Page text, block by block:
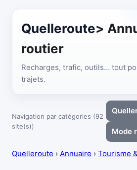
Quelleroute>
routier
Recharges, trafic, outils… tout
trajets.
Navigation par catégories (92
site(s))
Mode
Quelleroute › Annuaire › Tourisme